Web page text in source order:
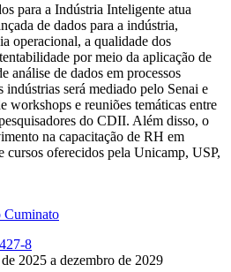
para a Indústria Inteligente atua
de dados para a indústria,
operacional, a qualidade dos
por meio da aplicação de
análise de dados em processos
será mediado pelo Senai e
workshops e reuniões temáticas entre
do CDII. Além disso, o
na capacitação de RH em
cursos oferecidos pela Unicamp, USP,
Cuminato
8
2025 a dezembro de 2029